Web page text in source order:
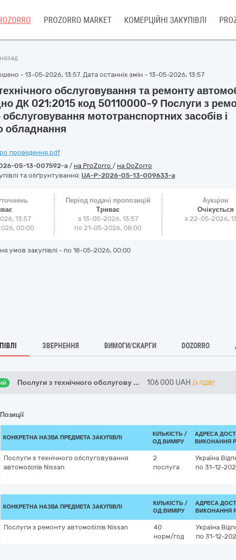
PROZORRO MARKET КОМЕРЦІЙНІ ЗАКУПІВЛІ
- 13-05-2026, 13:57. Дата останніх змін - 13-05-2026, 13:57
обслуговування та ремонту
ДК 021:2015 код 50110000-9 Послуги з
обслуговування мототранспортних засобів і
обладнання
проведення.pdf
05-13-007592-a / на ProZorro / на DoZorro
та обґрунтування: UA-P-2026-05-13-009633-a
13:57
00:00
Період подачі пропозицій
Триває
з 13-05-2026, 13:57
по 21-05-2026, 08:00
Аукціон
Очікується
з 22-05-2026,
умов закупівлі - по 18-05-2026, 00:00
ЗВЕРНЕННЯ ВИМОГИ/СКАРГИ DOZORRO
Послуги з технічного обслугову ... 106 000 UAH (з ПДВ)
Позиції
КОНКРЕТНА НАЗВА ПРЕДМЕТА ЗАКУПІВЛІ
КІЛЬКІСТЬ /
ОД.ВИМІРУ
АДРЕСА
ВИКОНАННЯ
Послуги з технічного обслуговування
автомобілів Nissan
2
послуга
Україна
по 31-12-
КОНКРЕТНА НАЗВА ПРЕДМЕТА ЗАКУПІВЛІ
КІЛЬКІСТЬ /
ОД.ВИМІРУ
АДРЕСА
ВИКОНАННЯ
Послуги з ремонту автомобілів Nissan
40
норм/год
Україна
по 31-12-